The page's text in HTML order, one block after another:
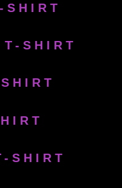
SHIRT
SHIRT